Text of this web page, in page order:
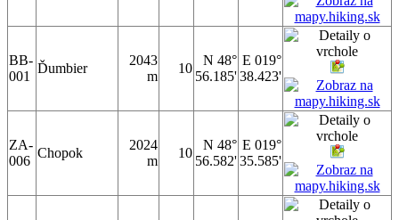
BB-
001
Ďumbier
2043
m
10
N 48°
56.185'
E 019°
38.423'
ZA-
006
Chopok
2024
m
10
N 48°
56.582'
E 019°
35.585'